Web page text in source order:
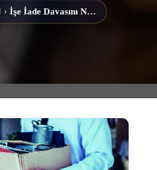
› İşe İade Davasını Nasıl Kazanırım